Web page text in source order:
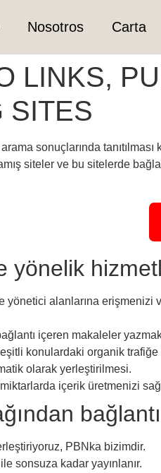
Nosotros Carta
LINKS,
SITES
sonuçlarında
siteler ve bu sitelerde
yönelik
yönetici alanlarına erişmenizi
içeren makaleler
konulardaki organik
olarak yerleştirilmesi.
miktarlarda içerik üretmenizi
PBNka bizimdir.
sonsuza kadar yayınlanır.